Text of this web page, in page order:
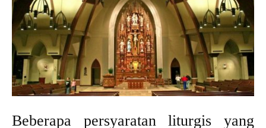
Beberapa persyaratan liturgis yang